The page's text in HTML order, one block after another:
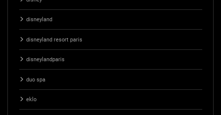
disneyland
disneyland resort paris
disneylandparis
duo spa
eklo